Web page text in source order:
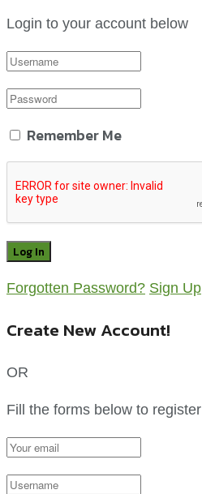
Login to your account below
Remember Me
Forgotten Password? Sign Up
Create New Account!
OR
Fill the forms below to register